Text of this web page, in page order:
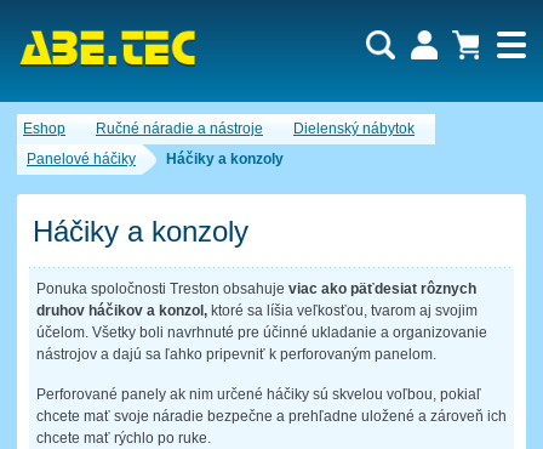
Eshop Ručné náradie a nástroje
Dielenský nábytok
Panelové háčiky
Háčiky a konzoly
Háčiky a konzoly
Ponuka spoločnosti Treston obsahuje viac ako päťdesiat rôznych
druhov háčikov a konzol, ktoré sa líšia veľkosťou, tvarom aj svojim
účelom. Všetky boli navrhnuté pre účinné ukladanie a organizovanie
nástrojov a dajú sa ľahko pripevniť k perforovaným panelom.
Perforované panely ak nim určené háčiky sú skvelou voľbou, pokiaľ
chcete mať svoje náradie bezpečne a prehľadne uložené a zároveň ich
chcete mať rýchlo po ruke.
Dopytový košík je prázdny!
Počet produktov:0